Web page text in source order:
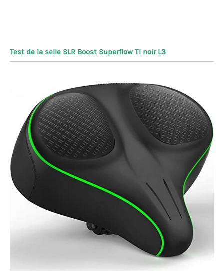
Test de la selle SLR Boost Superflow TI noir L3